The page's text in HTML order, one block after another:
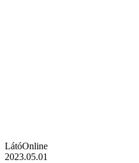
LátóOnline
2023.05.01